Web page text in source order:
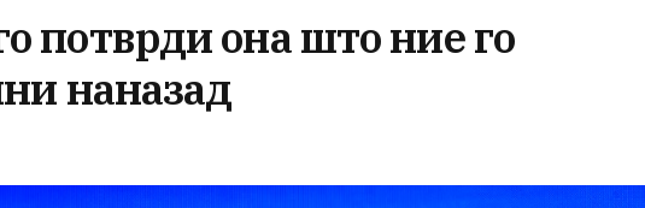
потврди она што ние го
наназад